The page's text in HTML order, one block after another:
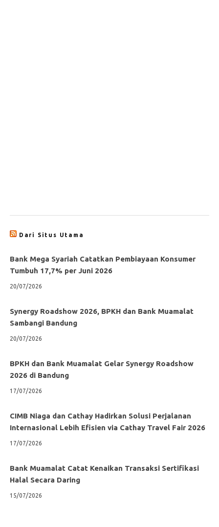
Dari Situs Utama
Bank Mega Syariah Catatkan Pembiayaan Konsumer
Tumbuh 17,7% per Juni 2026
20/07/2026
Synergy Roadshow 2026, BPKH dan Bank Muamalat
Sambangi Bandung
20/07/2026
BPKH dan Bank Muamalat Gelar Synergy Roadshow
2026 di Bandung
17/07/2026
CIMB Niaga dan Cathay Hadirkan Solusi Perjalanan
Internasional Lebih Efisien via Cathay Travel Fair 2026
17/07/2026
Bank Muamalat Catat Kenaikan Transaksi Sertifikasi
Halal Secara Daring
15/07/2026